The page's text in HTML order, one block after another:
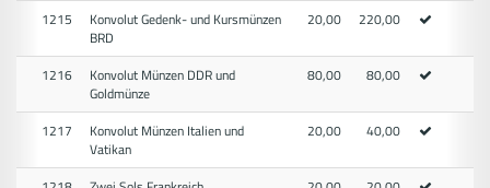
1215
Konvolut Gedenk- und Kursmünzen
BRD
20,00 220,00
1216
Konvolut Münzen DDR und
Goldmünze
80,00 80,00
1217
Konvolut Münzen Italien und
Vatikan
20,00 40,00